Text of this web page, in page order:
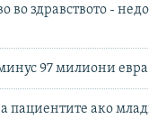
во здравството -
97 милиони евра
пациентите ако